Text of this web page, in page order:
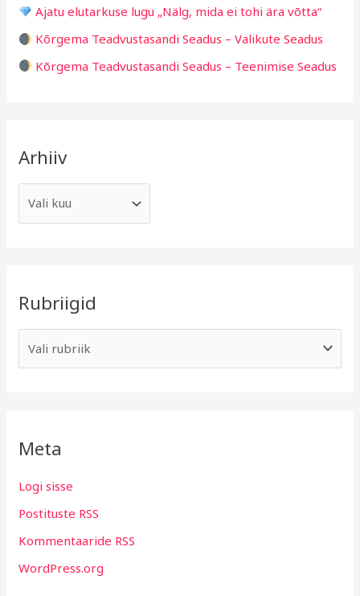
:
Ajatu elutarkuse lugu „Nälg, mida ei tohi ära võtta“
Kõrgema Teadvustasandi Seadus – Valikute Seadus
Kõrgema Teadvustasandi Seadus – Teenimise Seadus
Arhiiv
Rubriigid
Meta
Logi sisse
Postituste RSS
Kommentaaride RSS
WordPress.org